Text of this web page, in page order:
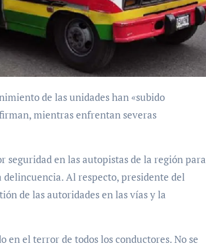
mientras enfrentan severas
en las autopistas de la región para
Al respecto, presidente del
de las autoridades en las vías y la
en el terror de todos los conductores. No se